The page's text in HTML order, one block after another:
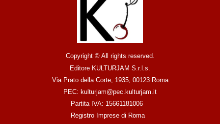
Copyright © All rights reserved.
Editore KULTURJAM S.r.l.s.
Via Prato della Corte, 1935, 00123 Roma
PEC: kulturjam@pec.kulturjam.it
Partita IVA: 15661181006
Registro Imprese di Roma